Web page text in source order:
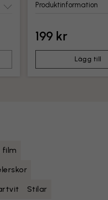
Produktinformation
199 kr
Lägg till
film
Stilar